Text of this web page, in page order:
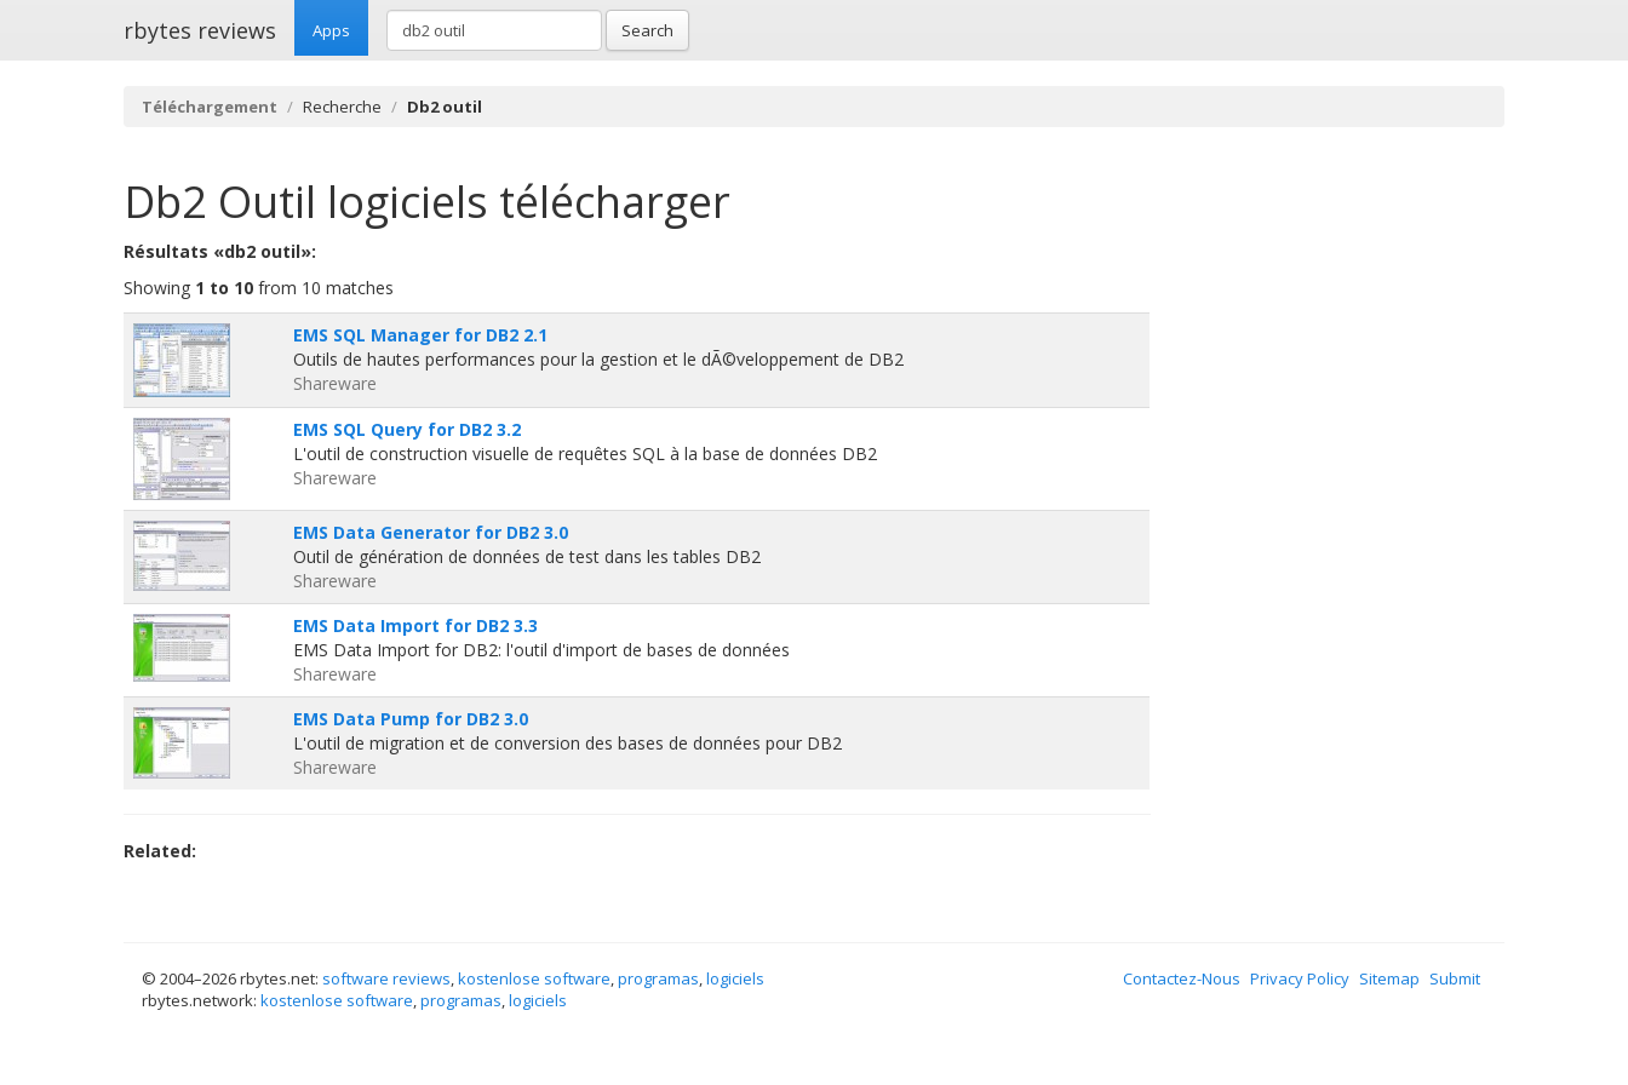
rbytes reviews Apps Search
Téléchargement Recherche Db2 outil
Db2 Outil logiciels télécharger
Résultats «db2 outil»:
Showing 1 to 10 from 10 matches
EMS SQL Manager for DB2 2.1
Outils de hautes performances pour la gestion et le dÃ©veloppement de DB2
Shareware
EMS SQL Query for DB2 3.2
L'outil de construction visuelle de requêtes SQL à la base de données DB2
Shareware
EMS Data Generator for DB2 3.0
Outil de génération de données de test dans les tables DB2
Shareware
EMS Data Import for DB2 3.3
EMS Data Import for DB2: l'outil d'import de bases de données
Shareware
EMS Data Pump for DB2 3.0
L'outil de migration et de conversion des bases de données pour DB2
Shareware
Related:
© 2004–2026 rbytes.net: software reviews,kostenlose software,programas,logiciels
rbytes.network: kostenlose software,programas,logiciels
Contactez-Nous Privacy Policy Sitemap Submit